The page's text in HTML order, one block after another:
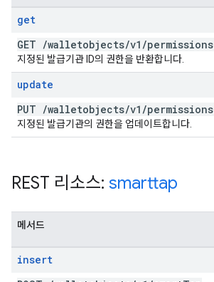
get
GET /walletobjects/v1 /permissions
지정된 발급기관 ID의 권한을 반환합니다.
update
PUT /walletobjects/v1 /permissions
지정된 발급기관의 권한을 업데이트합니다.
REST 리소스: smarttap
메서드
insert